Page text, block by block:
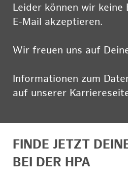
Leider können wir keine
E-Mail akzeptieren.
Wir freuen uns auf
Informationen zum
auf unserer
FINDE JETZT
BEI DER HPA